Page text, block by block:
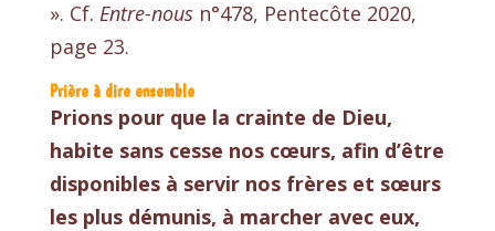
». Cf. Entre-nousn°478, Pentecôte 2020,
page 23.
Prière à dire ensemble
Prions pour que la crainte de Dieu,
habite sans cesse nos cœurs, afin d’être
disponibles à servir nos frères et sœurs
les plus démunis, à marcher avec eux,